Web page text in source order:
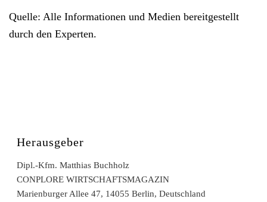
Quelle: Alle Informationen und Medien bereitgestellt
durch den Experten.
Herausgeber
Dipl.-Kfm. Matthias Buchholz
CONPLORE WIRTSCHAFTSMAGAZIN
Marienburger Allee 47, 14055 Berlin, Deutschland